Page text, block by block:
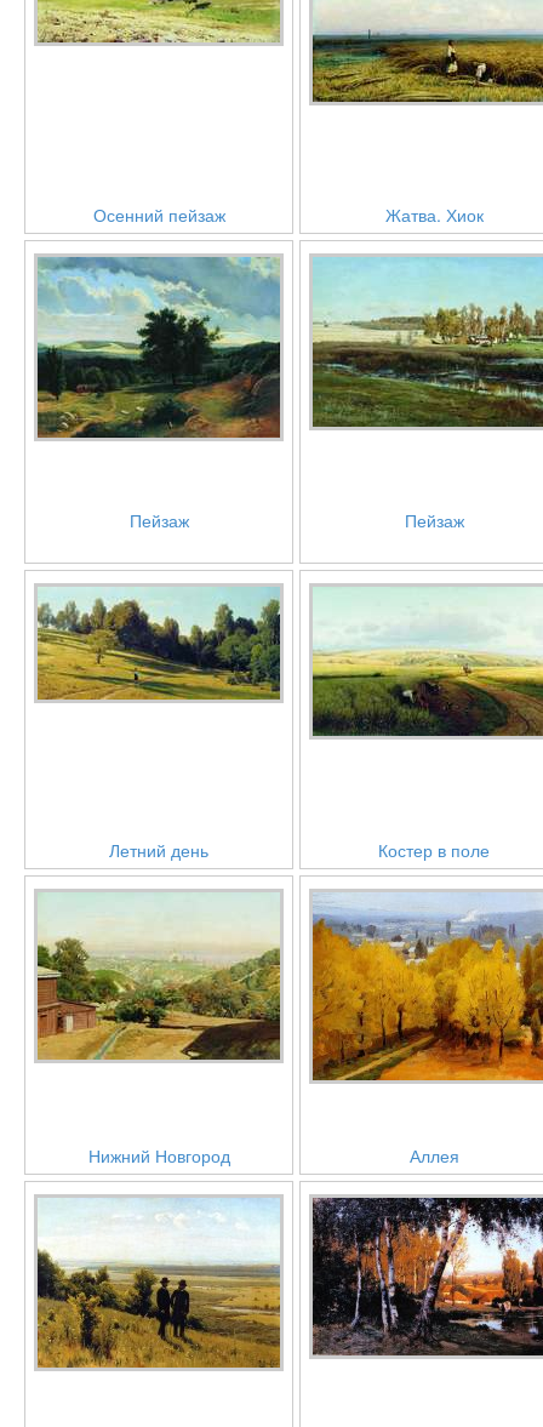
Осенний пейзаж Жатва. Хиок
Пейзаж Пейзаж
Летний день Костер в поле
Нижний Новгород Аллея